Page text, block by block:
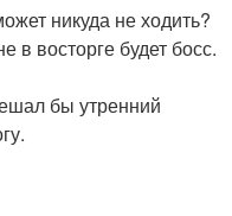
никуда не ходить?
в восторге будет босс.
бы утренний